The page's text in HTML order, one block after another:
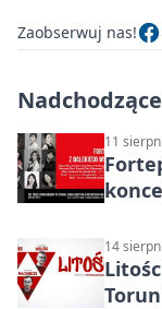
Zaobserwuj nas!
11
14